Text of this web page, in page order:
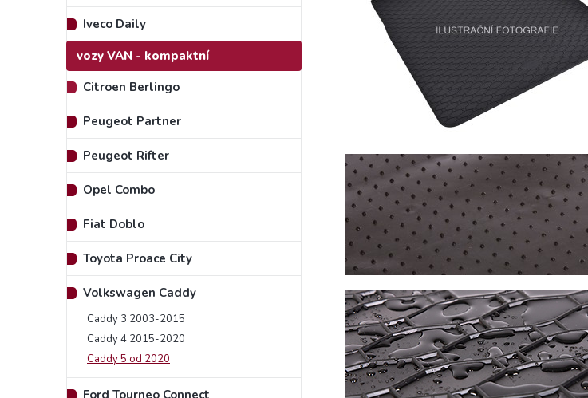
Iveco Daily
vozy VAN - kompaktní
Citroen Berlingo
Peugeot Partner
Peugeot Rifter
Opel Combo
Fiat Doblo
Toyota Proace City
Volkswagen Caddy
Caddy 3 2003-2015
Caddy 4 2015-2020
Caddy 5 od 2020
Ford Tourneo Connect